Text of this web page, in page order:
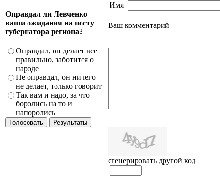
Оправдал ли Левченко
ваши ожидания на посту
губернатора региона?
Оправдал, он делает все
правильно, заботится о
народе
Не оправдал, он ничего
не делает, только говорит
Так вам и надо, за что
боролись на то и
напоролись
Имя
Ваш комментарий
сгенерировать другой код